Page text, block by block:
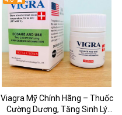
Viagra Mỹ Chính Hãng – Thuốc
Cường Dương, Tăng Sinh Lý